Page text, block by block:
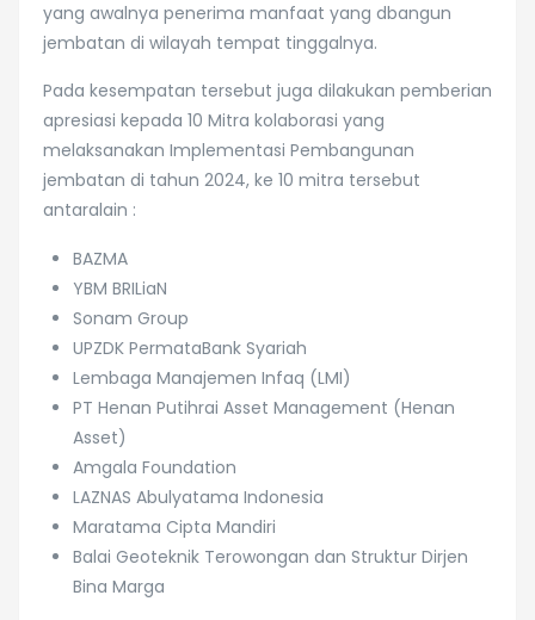
yang awalnya penerima manfaat yang dbangun
jembatan di wilayah tempat tinggalnya.
Pada kesempatan tersebut juga dilakukan pemberian
apresiasi kepada 10 Mitra kolaborasi yang
melaksanakan Implementasi Pembangunan
jembatan di tahun 2024, ke 10 mitra tersebut
antaralain :
BAZMA
YBM BRILiaN
Sonam Group
UPZDK PermataBank Syariah
Lembaga Manajemen Infaq (LMI)
PT Henan Putihrai Asset Management (Henan
Asset)
Amgala Foundation
LAZNAS Abulyatama Indonesia
Maratama Cipta Mandiri
Balai Geoteknik Terowongan dan Struktur Dirjen
Bina Marga